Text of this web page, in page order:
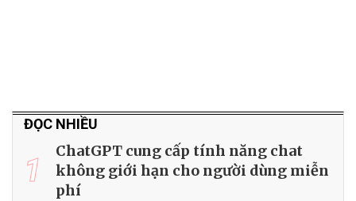
ĐỌC NHIỀU
1
ChatGPT cung cấp tính năng chat
không giới hạn cho người dùng miễn
phí